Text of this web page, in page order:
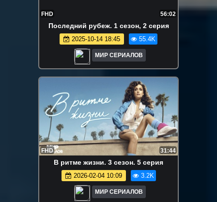
FHD 56:02
Последний рубеж. 1 сезон, 2 серия
2025-10-14 18:45 55.4K
МИР СЕРИАЛОВ
FHD 31:44
В ритме жизни. 3 сезон. 5 серия
2026-02-04 10:09 3.2K
МИР СЕРИАЛОВ